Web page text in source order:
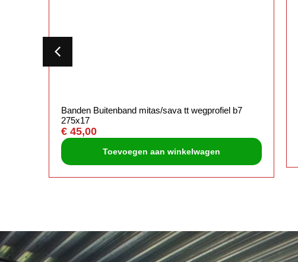
Banden Buitenband mitas/sava tt wegprofiel b7
275x17
€ 45,00
Toevoegen aan winkelwagen